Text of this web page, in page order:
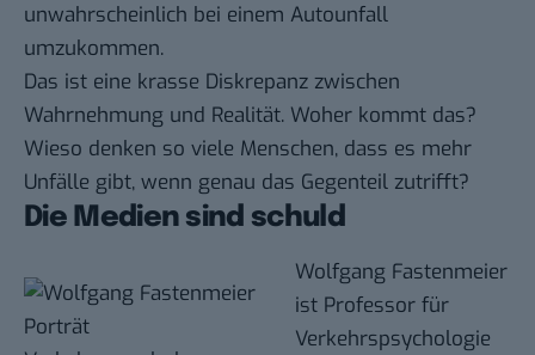
unwahrscheinlich bei einem Autounfall
umzukommen.
Das ist eine krasse Diskrepanz zwischen
Wahrnehmung und Realität. Woher kommt das?
Wieso denken so viele Menschen, dass es mehr
Unfälle gibt, wenn genau das Gegenteil zutrifft?
Die Medien sind schuld
Wolfgang Fastenmeier
ist Professor für
Verkehrspsychologie